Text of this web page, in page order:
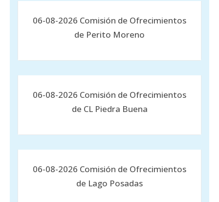
06-08-2026 Comisión de Ofrecimientos
de Perito Moreno
06-08-2026 Comisión de Ofrecimientos
de CL Piedra Buena
06-08-2026 Comisión de Ofrecimientos
de Lago Posadas